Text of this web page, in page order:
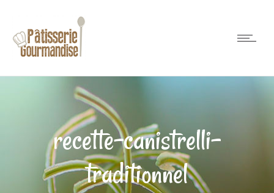
recette-canistrelli-
traditionnel